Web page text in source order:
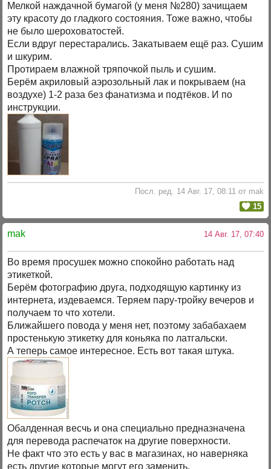
Мелкой наждачной бумагой (у меня №280) зачищаем
эту красоту до гладкого состояния. Тоже важно, чтобы
не было шероховатостей.
Если вдруг перестарались. Закатываем ещё раз. Сушим
и шкурим.
Протираем влажной тряпочкой пыль и сушим.
Берём акриловый аэрозольный лак и покрываем (на
воздухе) 1-2 раза без фанатизма и подтёков. И по
инструкции.
Посл. ред. 14 Авг. 17, 08:11 от mak
15
mak 14 Авг. 17, 07:40
Во время просушек можно спокойно работать над
этикеткой.
Берём фотографию друга, подходящую картинку из
интернета, издеваемся. Теряем пару-тройку вечеров и
получаем то что хотели.
Ближайшего повода у меня нет, поэтому забабахаем
простенькую этикетку для коньяка по латгальски.
А теперь самое интересное. Есть вот такая штука.
Обалденная весчь и она специально предназначена
для перевода распечаток на другие поверхности.
Не факт что это есть у вас в магазинах, но наверняка
есть другие которые могут его заменить.